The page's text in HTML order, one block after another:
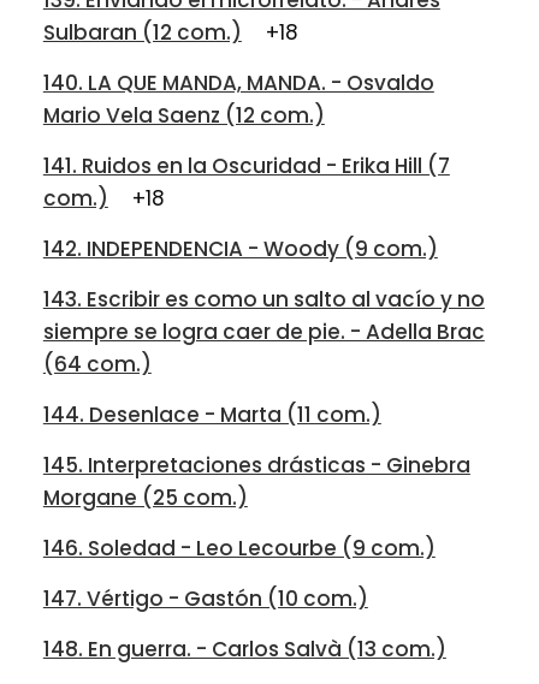
Sulbaran (12 com.)
+18
140. LA QUE MANDA, MANDA. - Osvaldo
Mario Vela Saenz (12 com.)
141. Ruidos en la Oscuridad - Erika Hill (7
com.)
+18
142. INDEPENDENCIA - Woody (9 com.)
143. Escribir es como un salto al vacío y no
siempre se logra caer de pie. - Adella Brac
(64 com.)
144. Desenlace - Marta (11 com.)
145. Interpretaciones drásticas - Ginebra
Morgane (25 com.)
146. Soledad - Leo Lecourbe (9 com.)
147. Vértigo - Gastón (10 com.)
148. En guerra. - Carlos Salvà (13 com.)